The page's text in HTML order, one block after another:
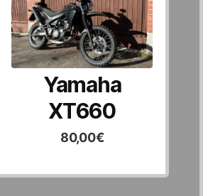
Yamaha
XT660
80,00€